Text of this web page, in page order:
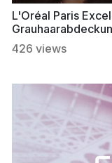
L'Oréal Paris
Ammoniak
426 views